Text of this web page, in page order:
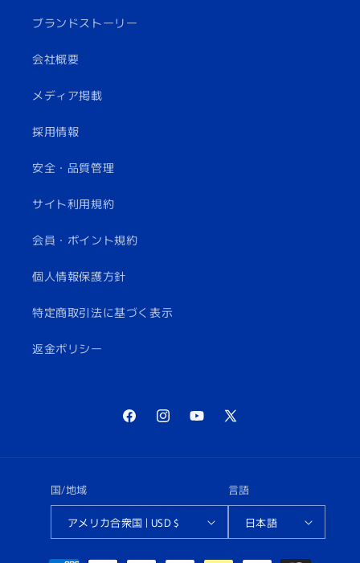
ブランドストーリー
会社概要
メディア掲載
採用情報
安全・品質管理
サイト利用規約
会員・ポイント規約
個人情報保護方針
特定商取引法に基づく表示
返金ポリシー
FacebookInstagramYouTube
X
国/地域
アメリカ合衆国 | USD $
言語
日本語